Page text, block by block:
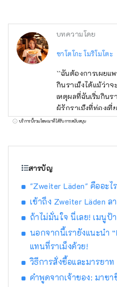
บทความโดย
ซาโตโกะ โมริโมโตะ
``ฉันต้องการเผย
กินราเม็งได้แม้ว่า
เหตุผลที่ฉันเริ่มกินร
ผู้รักราเม็งที่ท่องเ
ชามมากกว่า 600
งาน ``งาน Ramen
อิฐแดงโยโกฮาม่า
จากทั่วประเทศ โ
โตเกียว คุมาโมโต
ทั้งหมดประมาณ
ก่อตั้งบริษัท
ตัวแบรนด์เครื่องปร
``NOODLE SAKE
บริการนี้รวมโฆษณาที่ได้รับการสนับสนุน
สารบัญ
"Zweiter Läden" คืออะไ
เข้าถึง Zweiter Läden ล
ถ้าไม่มั่นใจ นี่เลย! เมนูป้
นอกจากนี้เรายังแนะนำ
แทนที่ราเม็งด้วย!
วิธีการสั่งซื้อและมารยาท
คำพูดจากเจ้าของ: มาซา